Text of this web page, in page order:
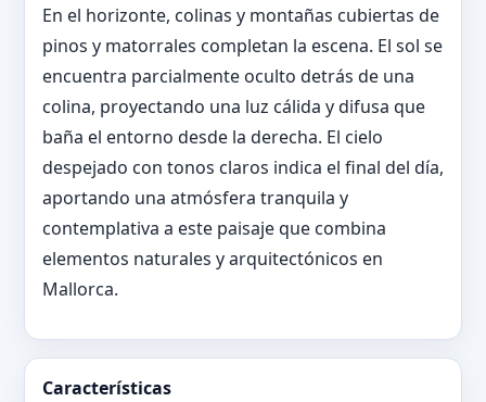
En el horizonte, colinas y montañas cubiertas de
pinos y matorrales completan la escena. El sol se
encuentra parcialmente oculto detrás de una
colina, proyectando una luz cálida y difusa que
baña el entorno desde la derecha. El cielo
despejado con tonos claros indica el final del día,
aportando una atmósfera tranquila y
contemplativa a este paisaje que combina
elementos naturales y arquitectónicos en
Mallorca.
Características